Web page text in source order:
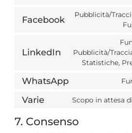
Facebook
Pubblicità/
LinkedIn
Pubblicità/
Statistiche,
WhatsApp
Varie Scopo in attesa
7. Consenso